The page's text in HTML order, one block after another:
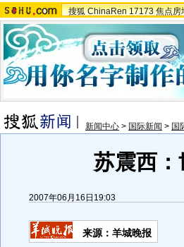
搜狐 ChinaRen 17173 焦点房
新闻中心 > 国际新闻 > 国
苏震西
2007年06月16日19:03
来源：羊城晚报